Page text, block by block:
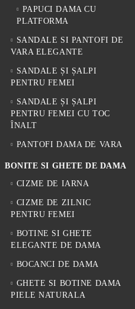
PAPUCI DAMA CU
PLATFORMA
SANDALE SI PANTOFI DE
VARA ELEGANTE
SANDALE ȘI ȘALPI
PENTRU FEMEI
SANDALE ȘI ȘALPI
PENTRU FEMEI CU TOC
ÎNALT
PANTOFI DAMA DE VARA
BONITE SI GHETE DE DAMA
CIZME DE IARNA
CIZME DE ZILNIC
PENTRU FEMEI
BOTINE SI GHETE
ELEGANTE DE DAMA
BOCANCI DE DAMA
GHETE SI BOTINE DAMA
PIELE NATURALA